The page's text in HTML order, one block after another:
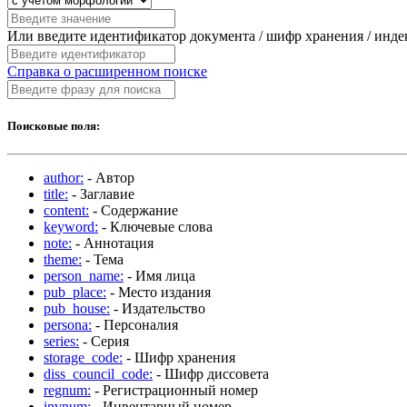
Или введите идентификатор документа / шифр хранения /
Справка о расширенном поиске
Поисковые поля:
author: - Автор
title: - Заглавие
content: - Содержание
keyword: - Ключевые слова
note: - Аннотация
theme: - Тема
person_name: - Имя лица
pub_place: - Место издания
pub_house: - Издательство
persona: - Персоналия
series: - Серия
storage_code: - Шифр хранения
diss_council_code: - Шифр диссовета
regnum: - Регистрационный номер